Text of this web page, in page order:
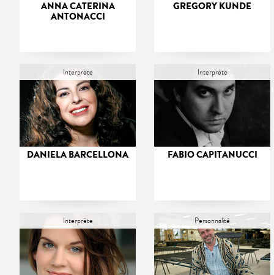
ANNA CATERINA
ANTONACCI
GREGORY KUNDE
Interprète
DANIELA BARCELLONA
Interprète
FABIO CAPITANUCCI
Interprète Personnalité